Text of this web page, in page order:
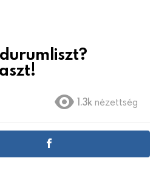
1.3k nézettség